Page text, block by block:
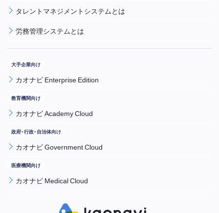
タレントマネジメントシステムとは
労務管理システムとは
カオナビ Enterprise Edition
カオナビ Academy Cloud
カオナビ Government Cloud
カオナビ Medical Cloud